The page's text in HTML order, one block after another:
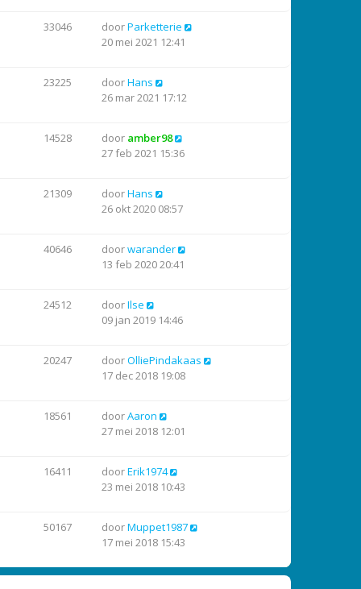
33046 doorParketterie
20 mei 2021 12:41
23225 doorHans
26 mar 2021 17:12
14528 door amber98
27 feb 2021 15:36
21309 doorHans
26 okt 2020 08:57
40646 doorwarander
13 feb 2020 20:41
24512 doorIlse
09 jan 2019 14:46
20247 doorOlliePindakaas
17 dec 2018 19:08
18561 doorAaron
27 mei 2018 12:01
16411 doorErik1974
23 mei 2018 10:43
50167 doorMuppet1987
17 mei 2018 15:43